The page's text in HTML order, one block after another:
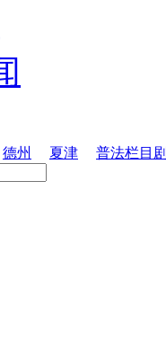
德州 夏津 普法栏目剧